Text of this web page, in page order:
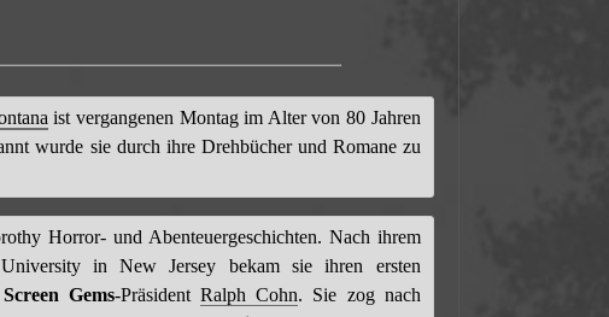
ist vergangenen Montag im Alter von 80 Jahren
wurde sie durch ihre Drehbücher und Romane zu
Horror- und Abenteuergeschichten. Nach ihrem
in New Jersey bekam sie ihren ersten
Screen Gems-PräsidentRalph Cohn. Sie zog nach